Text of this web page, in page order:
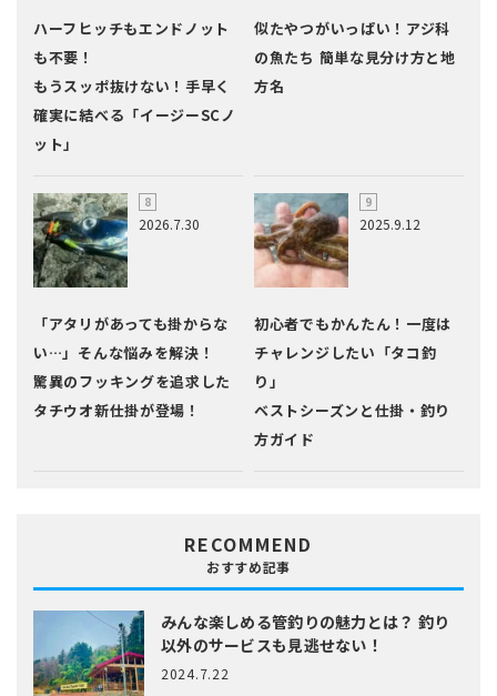
ハーフヒッチもエンドノット
も不要！
もうスッポ抜けない！手早く
確実に結べる「イージーSCノ
ット」
似たやつがいっぱい！アジ科
の魚たち 簡単な見分け方と地
方名
2026.7.30
「アタリがあっても掛からな
い…」そんな悩みを解決！
驚異のフッキングを追求した
タチウオ新仕掛が登場！
2025.9.12
初心者でもかんたん！一度は
チャレンジしたい「タコ釣
り」
ベストシーズンと仕掛・釣り
方ガイド
RECOMMEND
おすすめ記事
みんな楽しめる管釣りの魅力とは？ 釣り
以外のサービスも見逃せない！
2024.7.22